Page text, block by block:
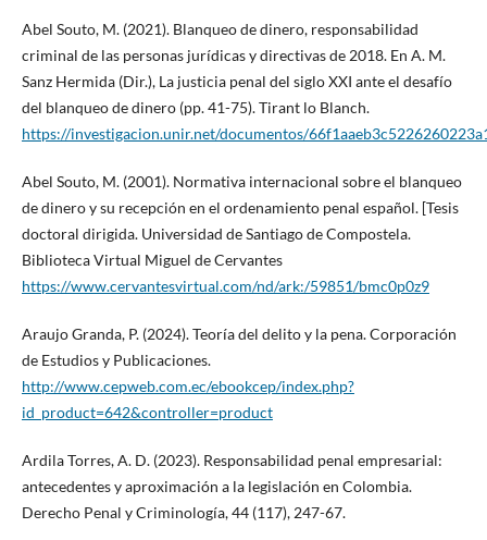
Abel Souto, M. (2021). Blanqueo de dinero, responsabilidad
criminal de las personas jurídicas y directivas de 2018. En A. M.
Sanz Hermida (Dir.), La justicia penal del siglo XXI ante el desafío
del blanqueo de dinero (pp. 41-75). Tirant lo Blanch.
https://investigacion.unir.net/documentos/
Abel Souto, M. (2001). Normativa internacional sobre el blanqueo
de dinero y su recepción en el ordenamiento penal español. [Tesis
doctoral dirigida. Universidad de Santiago de Compostela.
Biblioteca Virtual Miguel de Cervantes
https://www.cervantesvirtual.com/nd/ark:/59851/bmc0p0z9
Araujo Granda, P. (2024). Teoría del delito y la pena. Corporación
de Estudios y Publicaciones.
http://www.cepweb.com.ec/ebookcep/index.php?
id_product=642&controller=product
Ardila Torres, A. D. (2023). Responsabilidad penal empresarial:
antecedentes y aproximación a la legislación en Colombia.
Derecho Penal y Criminología, 44 (117), 247-67.